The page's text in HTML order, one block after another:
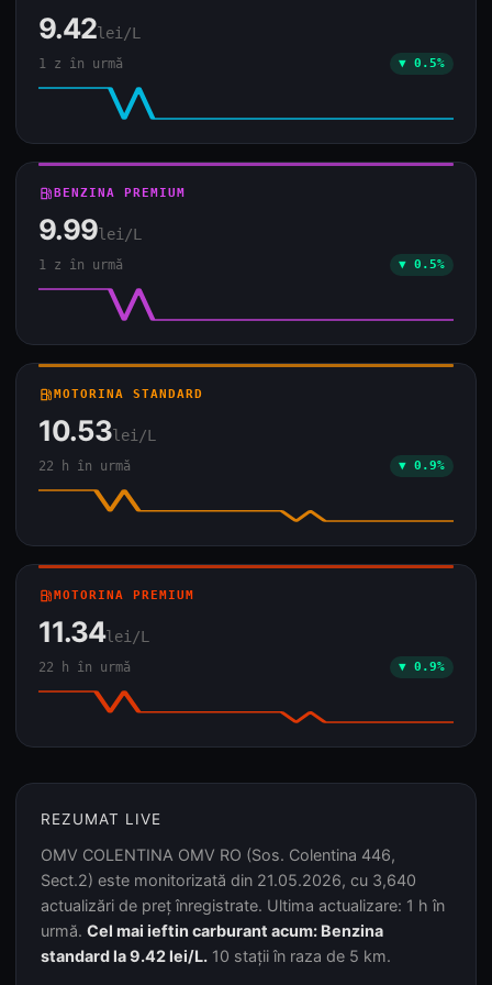
9.42lei/L
1 z în urmă ▼ 0.5%
local_gas_stationBENZINA PREMIUM
9.99lei/L
1 z în urmă ▼ 0.5%
local_gas_stationMOTORINA STANDARD
10.53lei/L
22 h în urmă ▼ 0.9%
local_gas_stationMOTORINA PREMIUM
11.34lei/L
22 h în urmă ▼ 0.9%
REZUMAT LIVE
OMV COLENTINA OMV RO (Sos. Colentina 446,
Sect.2) este monitorizată din 21.05.2026, cu 3,640
actualizări de preț înregistrate. Ultima actualizare: 1 h în
urmă. Cel mai ieftin carburant acum: Benzina
standard la 9.42 lei/L. 10 stații în raza de 5 km.